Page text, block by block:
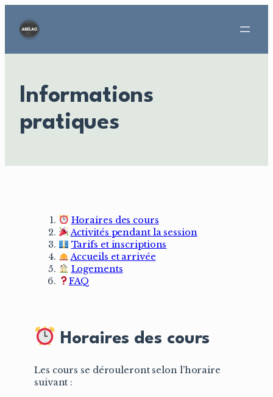
contenu
Informations
pratiques
Horaires des cours
Activités pendant la session
Tarifs et inscriptions
Accueils et arrivée
Logements
FAQ
Horaires des cours
Les cours se dérouleront selon l’horaire
suivant :